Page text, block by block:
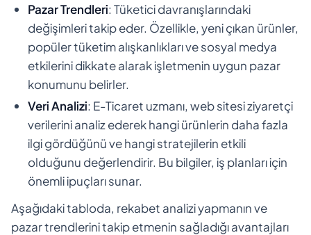
Pazar Trendleri: Tüketici davranışlarındaki
değişimleri takip eder. Özellikle, yeni çıkan ürünler,
popüler tüketim alışkanlıkları ve sosyal medya
etkilerini dikkate alarak işletmenin uygun pazar
konumunu belirler.
Veri Analizi: E-Ticaret uzmanı, web sitesi ziyaretçi
verilerini analiz ederek hangi ürünlerin daha fazla
ilgi gördüğünü ve hangi stratejilerin etkili
olduğunu değerlendirir. Bu bilgiler, iş planları için
önemli ipuçları sunar.
Aşağıdaki tabloda, rekabet analizi yapmanın ve
pazar trendlerini takip etmenin sağladığı avantajları